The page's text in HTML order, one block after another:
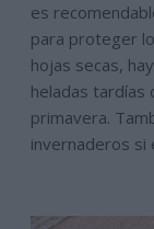
es
para proteger
hojas secas,
heladas
primavera.
invernaderos si